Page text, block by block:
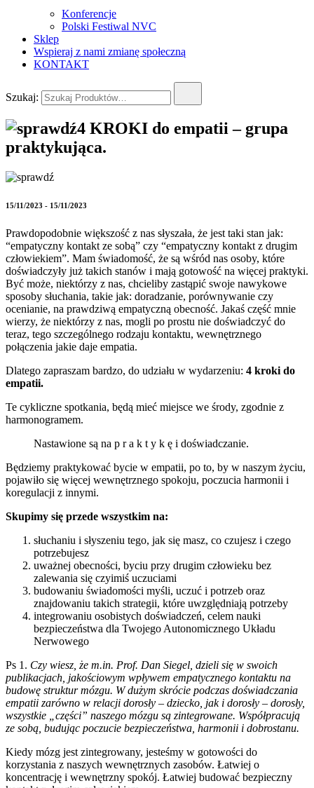
Konferencje
Polski Festiwal NVC
Sklep
Wspieraj z nami zmianę społeczną
KONTAKT
Szukaj:
4 KROKI do empatii – grupa
praktykująca.
15/11/2023 - 15/11/2023
Prawdopodobnie większość z nas słyszała, że jest taki stan jak:
“empatyczny kontakt ze sobą” czy “empatyczny kontakt z drugim
człowiekiem”. Mam świadomość, że są wśród nas osoby, które
doświadczyły już takich stanów i mają gotowość na więcej praktyki.
Być może, niektórzy z nas, chcieliby zastąpić swoje nawykowe
sposoby słuchania, takie jak: doradzanie, porównywanie czy
ocenianie, na prawdziwą empatyczną obecność. Jakaś część mnie
wierzy, że niektórzy z nas, mogli po prostu nie doświadczyć do
teraz, tego szczególnego rodzaju kontaktu, wewnętrznego
połączenia jakie daje empatia.
Dlatego zapraszam bardzo, do udziału w wydarzeniu: 4 kroki do
empatii.
Te cykliczne spotkania, będą mieć miejsce we środy, zgodnie z
harmonogramem.
Nastawione są na p r a k t y k ę i doświadczanie.
Będziemy praktykować bycie w empatii, po to, by w naszym życiu,
pojawiło się więcej wewnętrznego spokoju, poczucia harmonii i
koregulacji z innymi.
Skupimy się przede wszystkim na:
słuchaniu i słyszeniu tego, jak się masz, co czujesz i czego
potrzebujesz
uważnej obecności, byciu przy drugim człowieku bez
zalewania się czyimiś uczuciami
budowaniu świadomości myśli, uczuć i potrzeb oraz
znajdowaniu takich strategii, które uwzględniają potrzeby
integrowaniu osobistych doświadczeń, celem nauki
bezpieczeństwa dla Twojego Autonomicznego Układu
Nerwowego
Ps 1. Czy wiesz, że m.in. Prof. Dan Siegel, dzieli się w swoich
publikacjach, jakościowym wpływem empatycznego kontaktu na
budowę struktur mózgu. W dużym skrócie podczas doświadczania
empatii zarówno w relacji dorosły – dziecko, jak i dorosły – dorosły,
wszystkie „części” naszego mózgu są zintegrowane. Współpracują
ze sobą, budując poczucie bezpieczeństwa, harmonii i dobrostanu.
Kiedy mózg jest zintegrowany, jesteśmy w gotowości do
korzystania z naszych wewnętrznych zasobów. Łatwiej o
koncentrację i wewnętrzny spokój. Łatwiej budować bezpieczny